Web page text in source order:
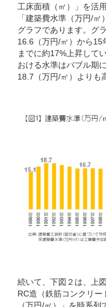
工床面積（㎡）」を活
「建築費水準（万円/
グラフであります。グ
16.6（万円/㎡）から15
までに約17%上昇して
おける水準はバブル期
18.7（万円/㎡）よりも
続いて、下図２は、上
RC造（鉄筋コンクリ
（万円/㎡）」を時系